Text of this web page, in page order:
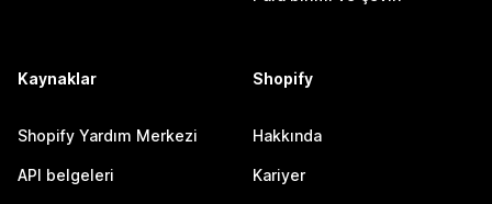
Kaynaklar
Shopify Yardım Merkezi
API belgeleri
Shopify
Hakkında
Kariyer